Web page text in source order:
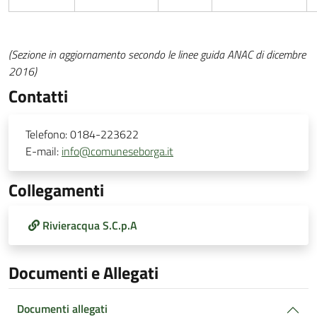
(Sezione in aggiornamento secondo le linee guida ANAC di dicembre
2016)
Contatti
Telefono:0184-223622
E-mail: info@comuneseborga.it
Collegamenti
Rivieracqua S.C.p.A
Documenti e Allegati
Documenti allegati